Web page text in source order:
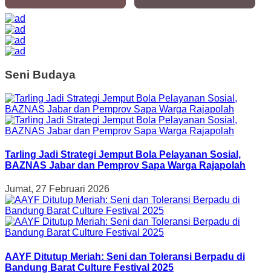
Seni Budaya
Tarling Jadi Strategi Jemput Bola Pelayanan Sosial,
BAZNAS Jabar dan Pemprov Sapa Warga Rajapolah
Jumat, 27 Februari 2026
AAYF Ditutup Meriah: Seni dan Toleransi Berpadu di
Bandung Barat Culture Festival 2025